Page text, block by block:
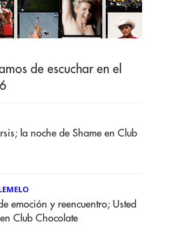
de escuchar en el
la noche de Shame en Club
emoción y reencuentro; Usted
Club Chocolate